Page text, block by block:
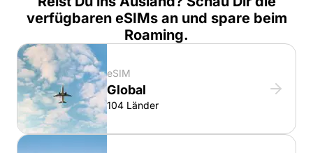
verfügbaren eSIMs an und spare beim
Roaming.
eSIM
Global
104 Länder